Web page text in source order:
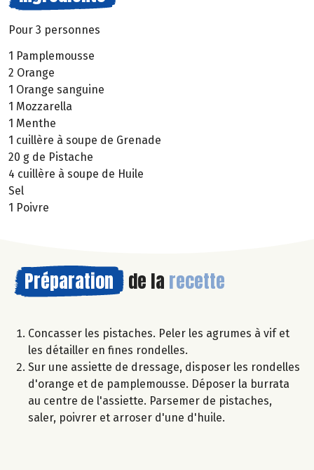
Pour 3 personnes
1 Pamplemousse
2 Orange
1 Orange sanguine
1 Mozzarella
1 Menthe
1 cuillère à soupe de Grenade
20 g de Pistache
4 cuillère à soupe de Huile
Sel
1 Poivre
Préparation de la recette
Concasser les pistaches. Peler les agrumes à vif et
les détailler en fines rondelles.
Sur une assiette de dressage, disposer les rondelles
d'orange et de pamplemousse. Déposer la burrata
au centre de l'assiette. Parsemer de pistaches,
saler, poivrer et arroser d'une d'huile.